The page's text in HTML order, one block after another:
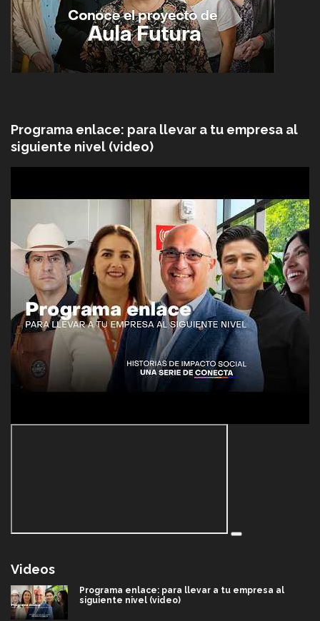
Programa enlace: para llevar a tu empresa al
siguiente nivel (video)
Videos
Programa enlace: para llevar a tu empresa al
siguiente nivel (video)